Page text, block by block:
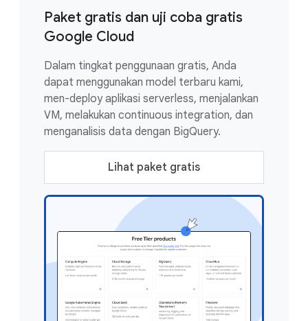
Paket gratis dan uji coba gratis
Google Cloud
Dalam tingkat penggunaan gratis, Anda
dapat menggunakan model terbaru kami,
men-deploy aplikasi serverless, menjalankan
VM, melakukan continuous integration, dan
menganalisis data dengan BigQuery.
Lihat paket gratis